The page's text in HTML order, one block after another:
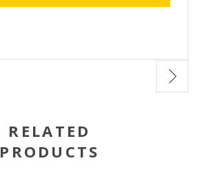
RELATED
PRODUCTS